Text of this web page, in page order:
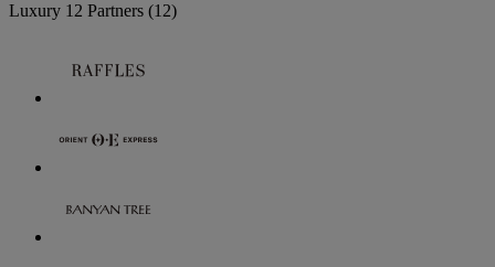
Luxury 12 Partners (12)